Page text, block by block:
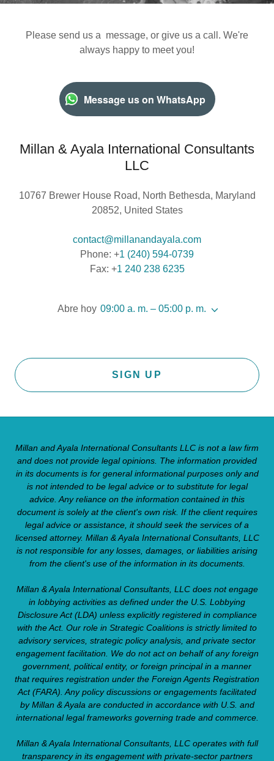
Please send us a message, or give us a call. We're
always happy to meet you!
Message us on WhatsApp
Millan & Ayala International Consultants
LLC
10767 Brewer House Road, North Bethesda, Maryland
20852, United States
contact@millanandayala.com
Phone: +1 (240) 594-0739
Fax: +1 240 238 6235
Abre hoy 09:00 a. m. – 05:00 p. m.
SIGN UP
Millan and Ayala International Consultants LLC is not a law firm
and does not provide legal opinions. The information provided
in its documents is for general informational purposes only and
is not intended to be legal advice or to substitute for legal
advice. Any reliance on the information contained in this
document is solely at the client's own risk. If the client requires
legal advice or assistance, it should seek the services of a
licensed attorney. Millan & Ayala International Consultants, LLC
is not responsible for any losses, damages, or liabilities arising
from the client's use of the information in its documents.
Millan & Ayala International Consultants, LLC does not engage
in lobbying activities as defined under the U.S. Lobbying
Disclosure Act (LDA) unless explicitly registered in compliance
with the Act. Our role in Strategic Coalitions is strictly limited to
advisory services, strategic policy analysis, and private sector
engagement facilitation. We do not act on behalf of any foreign
government, political entity, or foreign principal in a manner
that requires registration under the Foreign Agents Registration
Act (FARA). Any policy discussions or engagements facilitated
by Millan & Ayala are conducted in accordance with U.S. and
international legal frameworks governing trade and commerce.
Millan & Ayala International Consultants, LLC operates with full
transparency in its engagement with private-sector partners